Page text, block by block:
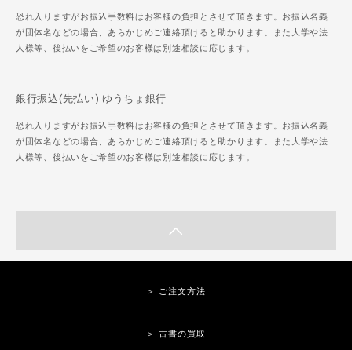
恐れ入りますがお振込手数料はお客様の負担とさせて頂きます。お振込名義
が団体名などの場合、あらかじめご連絡頂けると助かります。また大学や法
人様等、後払いをご希望のお客様は別途相談に応じます。
銀行振込(先払い) ゆうちょ銀行
恐れ入りますがお振込手数料はお客様の負担とさせて頂きます。お振込名義
が団体名などの場合、あらかじめご連絡頂けると助かります。また大学や法
人様等、後払いをご希望のお客様は別途相談に応じます。
＞ ご注文方法
＞ 古書の買取